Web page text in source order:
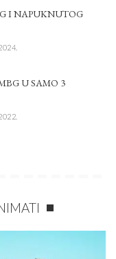
I NAPUKNUTOG
U SAMO 3